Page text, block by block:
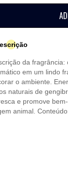
da
em um lindo
o ambiente.
naturais de
e promove
animal.